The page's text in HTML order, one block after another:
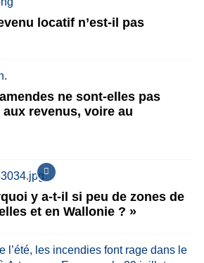
locatif n’est-il pas
ne sont-elles pas
revenus, voire au
y a-t-il si peu de zones de
et en Wallonie ? »